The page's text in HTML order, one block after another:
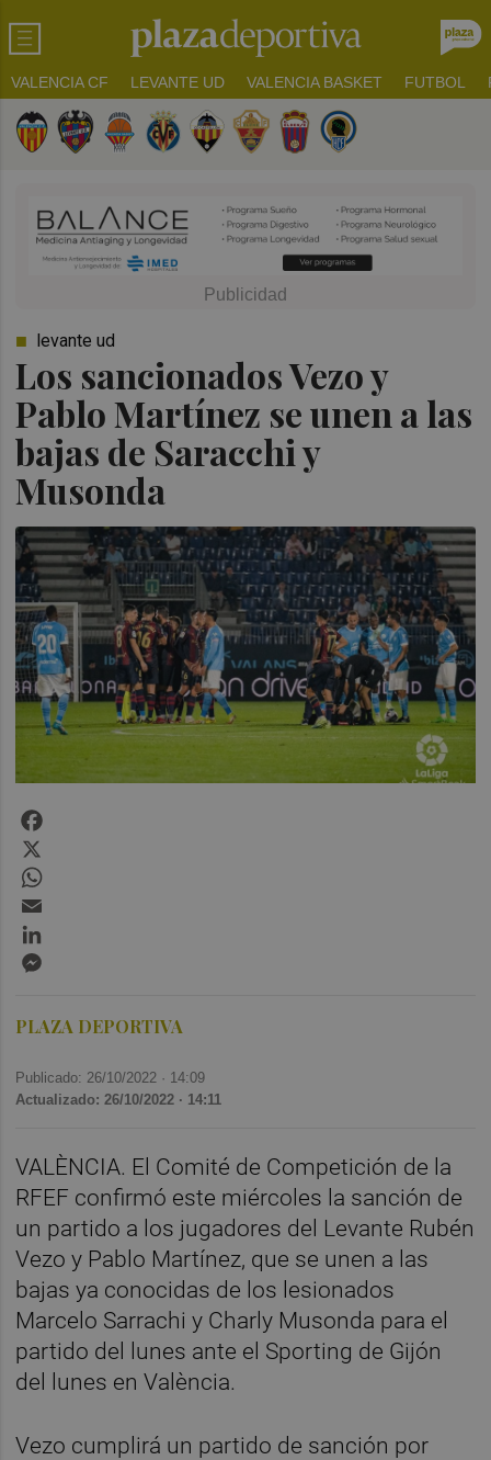
VALENCIA CF LEVANTE UD VALENCIA BASKET FUTBOL
Los sancionados Vezo y
Pablo Martínez se unen a las
bajas de Saracchi y
Musonda
levante ud
PLAZA DEPORTIVA
Publicado: 26/10/2022 · 14:09
Actualizado: 26/10/2022 · 14:11
VALÈNCIA. El Comité de Competición de la
RFEF confirmó este miércoles la sanción de
un partido a los jugadores del Levante Rubén
Vezo y Pablo Martínez, que se unen a las
bajas ya conocidas de los lesionados
Marcelo Sarrachi y Charly Musonda para el
partido del lunes ante el Sporting de Gijón
del lunes en València.
Vezo cumplirá un partido de sanción por